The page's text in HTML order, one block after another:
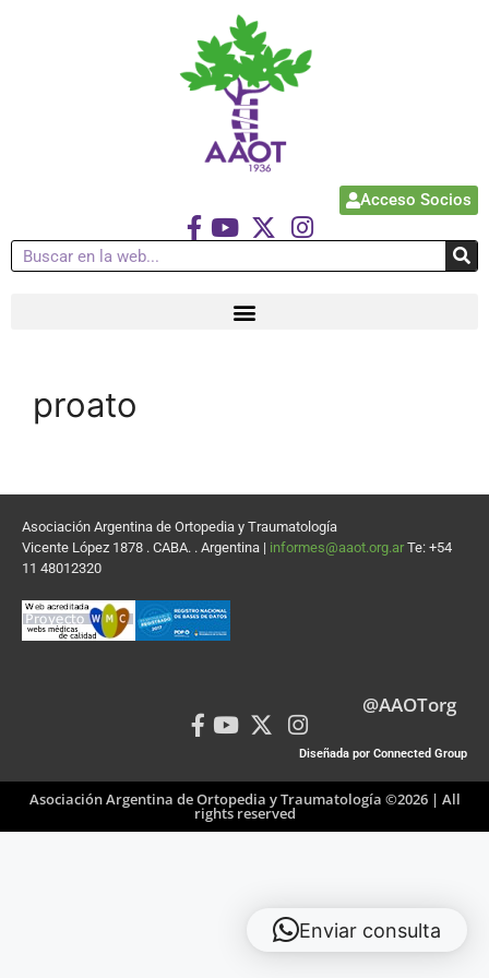
Acceso Socios
proato
Asociación Argentina de Ortopedia y Traumatología
Vicente López 1878 . CABA. . Argentina | informes@aaot.org.ar Te: +54
11 48012320
@AAOTorg
Diseñada por Connected Group
Asociación Argentina de Ortopedia y Traumatología ©2026 | All
rights reserved
Enviar consulta